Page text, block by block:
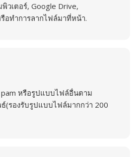
วเตอร์, Google Drive,
อทำการลากไฟล์มาที่หน้า.
หรือรูปแบบไฟล์อื่นตาม
(รองรับรูปแบบไฟล์มากกว่า 200